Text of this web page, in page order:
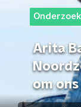
Onderzoek
Arita
om